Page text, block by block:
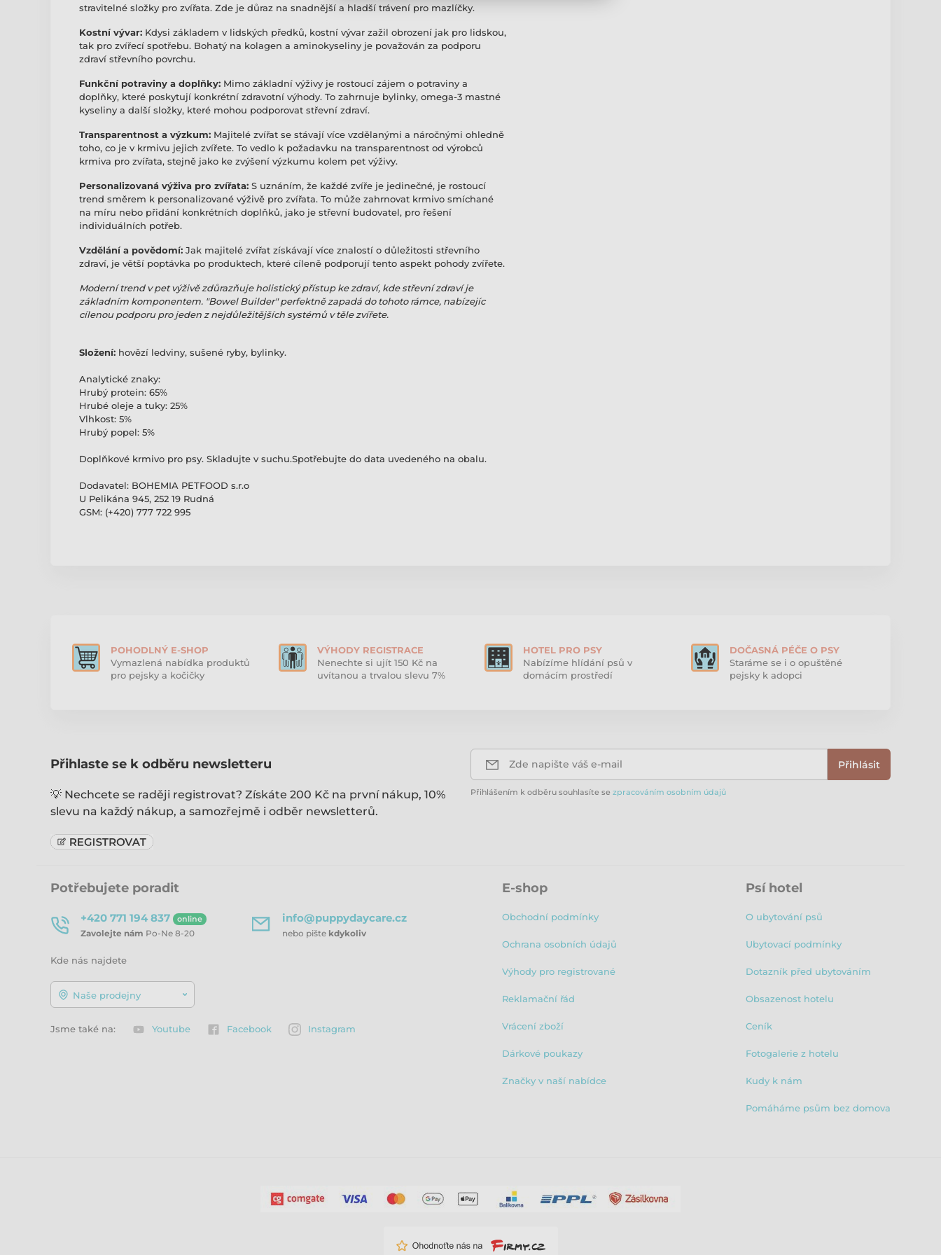
stravitelné složky pro zvířata. Zde je důraz na snadnější a hladší trávení pro mazlíčky.
Kostní vývar: Kdysi základem v lidských předků, kostní vývar zažil obrození jak pro lidskou,
tak pro zvířecí spotřebu. Bohatý na kolagen a aminokyseliny je považován za podporu
zdraví střevního povrchu.
Funkční potraviny a doplňky: Mimo základní výživy je rostoucí zájem o potraviny a
doplňky, které poskytují konkrétní zdravotní výhody. To zahrnuje bylinky, omega-3 mastné
kyseliny a další složky, které mohou podporovat střevní zdraví.
Transparentnost a výzkum: Majitelé zvířat se stávají více vzdělanými a náročnými ohledně
toho, co je v krmivu jejich zvířete. To vedlo k požadavku na transparentnost od výrobců
krmiva pro zvířata, stejně jako ke zvýšení výzkumu kolem pet výživy.
Personalizovaná výživa pro zvířata: S uznáním, že každé zvíře je jedinečné, je rostoucí
trend směrem k personalizované výživě pro zvířata. To může zahrnovat krmivo smíchané
na míru nebo přidání konkrétních doplňků, jako je střevní budovatel, pro řešení
individuálních potřeb.
Vzdělání a povědomí: Jak majitelé zvířat získávají více znalostí o důležitosti střevního
zdraví, je větší poptávka po produktech, které cíleně podporují tento aspekt pohody zvířete.
Moderní trend v pet výživě zdůrazňuje holistický přístup ke zdraví, kde střevní zdraví je
základním komponentem. "Bowel Builder" perfektně zapadá do tohoto rámce, nabízejíc
cílenou podporu pro jeden z nejdůležitějších systémů v těle zvířete.
Složení: hovězí ledviny, sušené ryby, bylinky.
Analytické znaky:
Hrubý protein: 65%
Hrubé oleje a tuky: 25%
Vlhkost: 5%
Hrubý popel: 5%
Doplňkové krmivo pro psy. Skladujte v suchu.Spotřebujte do data uvedeného na obalu.
Dodavatel: BOHEMIA PETFOOD s.r.o
U Pelikána 945, 252 19 Rudná
GSM: (+420) 777 722 995
POHODLNÝ E-SHOP
Vymazlená nabídka produktů
pro pejsky a kočičky
VÝHODY REGISTRACE
Nenechte si ujít 150 Kč na
uvítanou a trvalou slevu 7%
HOTEL PRO PSY
Nabízíme hlídání psů v
domácím prostředí
DOČASNÁ PÉČE O PSY
Staráme se i o opuštěné
pejsky k adopci
Přihlaste se k odběru newsletteru
💡 Nechcete se raději registrovat? Získáte 200 Kč na první nákup, 10%
slevu na každý nákup, a samozřejmě i odběr newsletterů.
Zde napište váš e-mail Přihlásit
Přihlášením k odběru souhlasíte se zpracováním osobním údajů
Potřebujete poradit
+420 771 194 837 online
Zavolejte nám Po-Ne 8-20
info@puppydaycare.cz
nebo pište kdykoliv
Kde nás najdete
Naše prodejny
Jsme také na: Youtube Facebook Instagram
E-shop
Obchodní podmínky
Ochrana osobních údajů
Výhody pro registrované
Reklamační řád
Vrácení zboží
Dárkové poukazy
Značky v naší nabídce
Psí hotel
O ubytování psů
Ubytovací podmínky
Dotazník před ubytováním
Obsazenost hotelu
Ceník
Fotogalerie z hotelu
Kudy k nám
Pomáháme psům bez domova